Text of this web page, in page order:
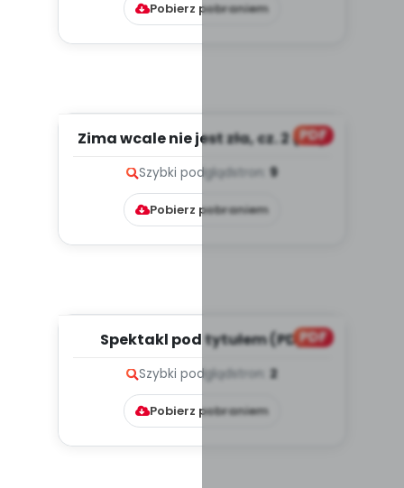
Pobierz pobraniem
PDF
Zima wcale nie jest zła, cz. 2 (PD)
Szybki podglądstron: 9
Pobierz pobraniem
PDF
Spektakl pod tytułem (PD)
Szybki podgląd stron: 2
Pobierz pobraniem